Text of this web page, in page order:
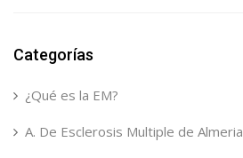
Categorías
¿Qué es la EM?
A. De Esclerosis Multiple de Almeria